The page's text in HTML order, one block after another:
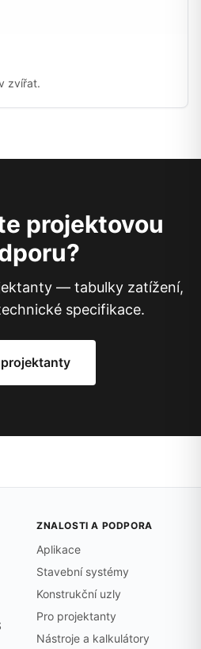
zvířat.
projektovou
— tabulky zatížení,
specifikace.
projektanty
ZNALOSTI A PODPORA
Aplikace
Stavební systémy
Konstrukční uzly
Pro projektanty
Nástroje a kalkulátory